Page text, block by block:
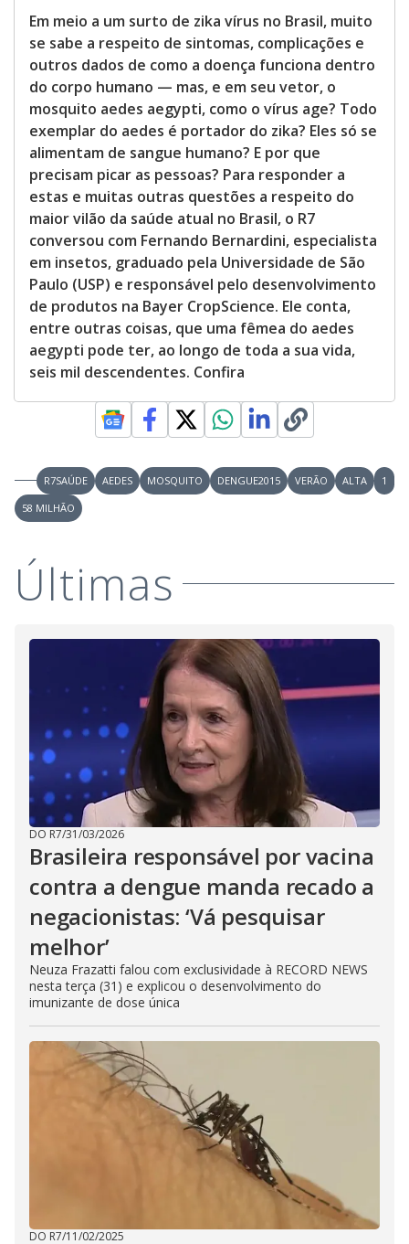
Em meio a um surto de zika vírus no Brasil, muito
se sabe a respeito de sintomas, complicações e
outros dados de como a doença funciona dentro
do corpo humano — mas, e em seu vetor, o
mosquito aedes aegypti, como o vírus age? Todo
exemplar do aedes é portador do zika? Eles só se
alimentam de sangue humano? E por que
precisam picar as pessoas? Para responder a
estas e muitas outras questões a respeito do
maior vilão da saúde atual no Brasil, o R7
conversou com Fernando Bernardini, especialista
em insetos, graduado pela Universidade de São
Paulo (USP) e responsável pelo desenvolvimento
de produtos na Bayer CropScience. Ele conta,
entre outras coisas, que uma fêmea do aedes
aegypti pode ter, ao longo de toda a sua vida,
seis mil descendentes. Confira
R7SAÚDE AEDES MOSQUITO DENGUE2015 VERÃO ALTA
1
58 MILHÃO
Últimas
DO R7/31/03/2026
Brasileira responsável por vacina
contra a dengue manda recado a
negacionistas: ‘Vá pesquisar
melhor’
Neuza Frazatti falou com exclusividade à RECORD NEWS
nesta terça (31) e explicou o desenvolvimento do
imunizante de dose única
DO R7/11/02/2025